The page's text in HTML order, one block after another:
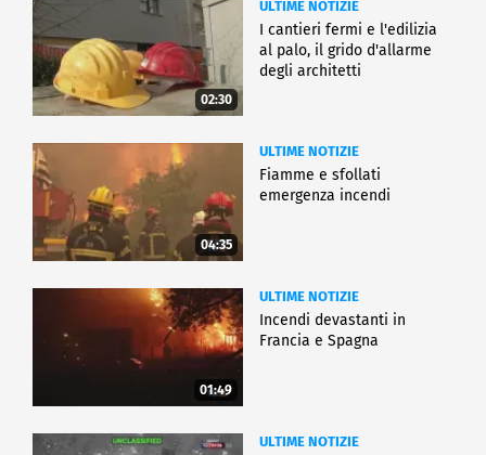
02:30
ULTIME NOTIZIE
I cantieri fermi e l'edilizia
al palo, il grido d'allarme
degli architetti
04:35
ULTIME NOTIZIE
Fiamme e sfollati
emergenza incendi
01:49
ULTIME NOTIZIE
Incendi devastanti in
Francia e Spagna
ULTIME NOTIZIE